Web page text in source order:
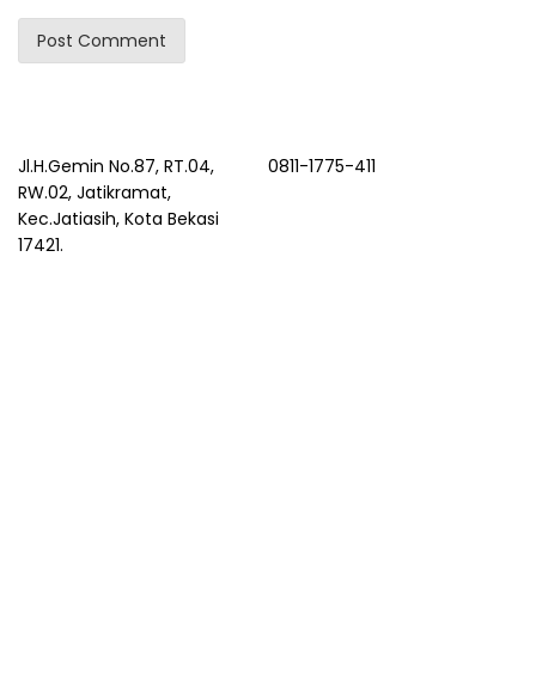
Jl.H.Gemin No.87, RT.04,
RW.02, Jatikramat,
Kec.Jatiasih, Kota Bekasi
17421.
0811-1775-411